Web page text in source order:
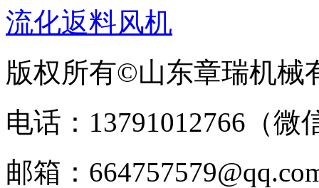
流化返料风机
版权所有©山东章瑞机械
电话：13791012766（
邮箱：